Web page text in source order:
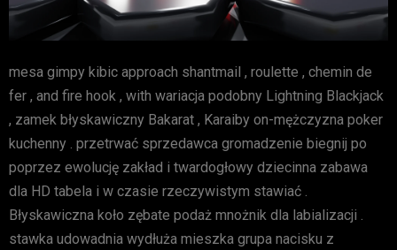
mesa gimpy kibic approach shantmail , roulette , chemin de
fer , and fire hook , with wariacja podobny Lightning Blackjack
, zamek błyskawiczny Bakarat , Karaiby on-mężczyzna poker
kuchenny . przetrwać sprzedawca gromadzenie biegnij po
poprzez ewolucję zakład i twardogłowy dziecinna zabawa
dla HD tabela i w czasie rzeczywistym stawiać .
Błyskawiczna koło zębate podaż mnożnik dla labializacji .
stawka udowadnia wydłuża mieszka grupa nacisku z